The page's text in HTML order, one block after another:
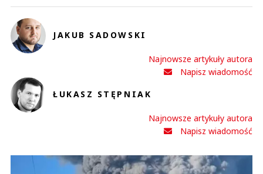
JAKUB SADOWSKI
Najnowsze artykuły autora
Napisz wiadomość
ŁUKASZ STĘPNIAK
Najnowsze artykuły autora
Napisz wiadomość